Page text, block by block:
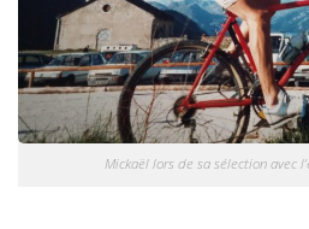
Mickaël lors de sa sélection avec